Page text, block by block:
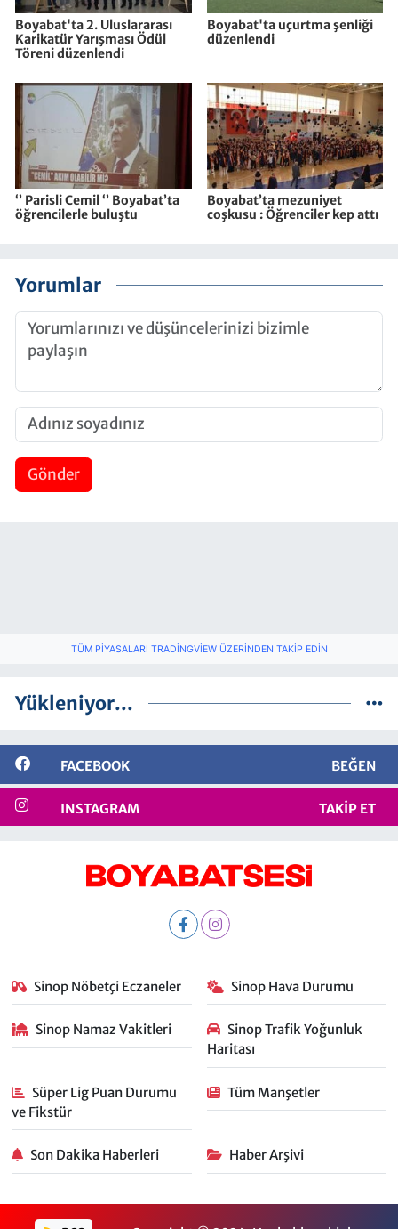
Boyabat'ta 2. Uluslararası
Karikatür Yarışması Ödül
Töreni düzenlendi
Boyabat'ta uçurtma şenliği
düzenlendi
‘’ Parisli Cemil ‘’ Boyabat’ta
öğrencilerle buluştu
Boyabat’ta mezuniyet
coşkusu : Öğrenciler kep attı
Yorumlar
Gönder
TÜM PIYASALARI TRADINGVIEW ÜZERINDEN TAKIP EDIN
Yükleniyor...
FACEBOOK BEĞEN
INSTAGRAM TAKIP ET
Sinop Nöbetçi Eczaneler Sinop Hava Durumu
Sinop Namaz Vakitleri
Sinop Trafik Yoğunluk
Haritası
Süper Lig Puan Durumu
ve Fikstür
Tüm Manşetler
Son Dakika Haberleri Haber Arşivi